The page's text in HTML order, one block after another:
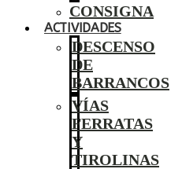
CONSIGNA
ACTIVIDADES
DESCENSO
DE
BARRANCOS
VÍAS
FERRATAS
Y
TIROLINAS